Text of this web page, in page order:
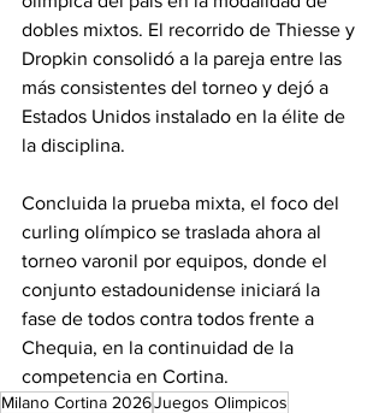
dobles mixtos. El recorrido de Thiesse y
Dropkin consolidó a la pareja entre las
más consistentes del torneo y dejó a
Estados Unidos instalado en la élite de
la disciplina.
Concluida la prueba mixta, el foco del
curling olímpico se traslada ahora al
torneo varonil por equipos, donde el
conjunto estadounidense iniciará la
fase de todos contra todos frente a
Chequia, en la continuidad de la
competencia en Cortina.
Milano Cortina 2026Juegos Olimpicos